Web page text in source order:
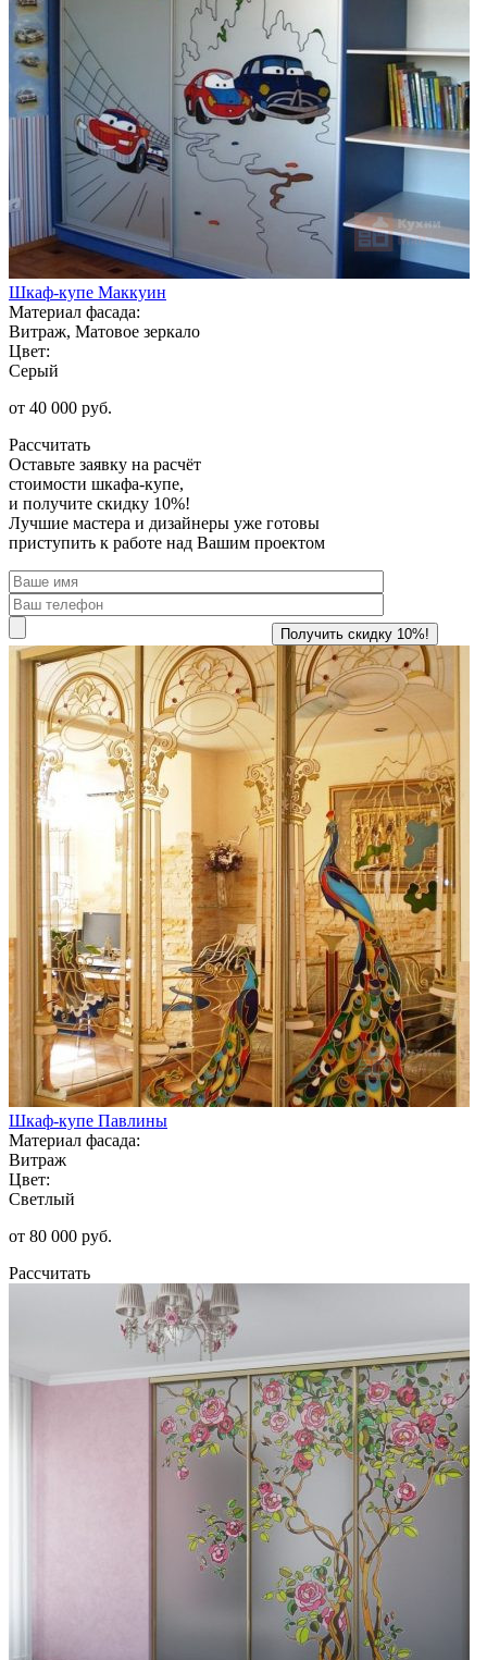
Шкаф-купе Маккуин
Материал фасада:
Витраж, Матовое зеркало
Цвет:
Серый
от 40 000 руб.
Рассчитать
Оставьте заявку на расчёт
стоимости шкафа-купе,
и получите скидку 10%!
Лучшие мастера и дизайнеры уже готовы
приступить к работе над Вашим проектом
Шкаф-купе Павлины
Материал фасада:
Витраж
Цвет:
Светлый
от 80 000 руб.
Рассчитать